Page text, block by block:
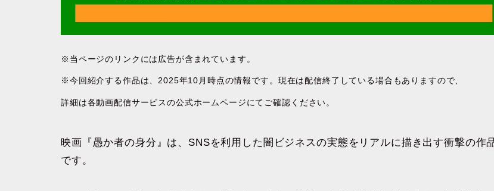
※当ページのリンクには広告が含まれています。
※今回紹介する作品は、2025年10月時点の情報です。現在は配信終了している場合もありますので、
詳細は各動画配信サービスの公式ホームページにてご確認ください。
映画『愚か者の身分』は、SNSを利用した闇ビジネスの実態をリアルに描き出す衝撃の作
です。